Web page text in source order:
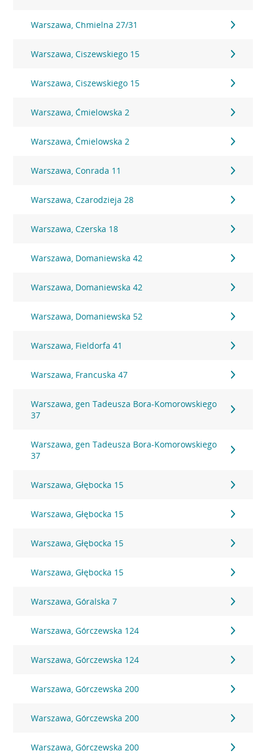
Warszawa, Chmielna 27/31
Warszawa, Ciszewskiego 15
Warszawa, Ciszewskiego 15
Warszawa, Ćmielowska 2
Warszawa, Ćmielowska 2
Warszawa, Conrada 11
Warszawa, Czarodzieja 28
Warszawa, Czerska 18
Warszawa, Domaniewska 42
Warszawa, Domaniewska 42
Warszawa, Domaniewska 52
Warszawa, Fieldorfa 41
Warszawa, Francuska 47
Warszawa, gen Tadeusza Bora-Komorowskiego
37
Warszawa, gen Tadeusza Bora-Komorowskiego
37
Warszawa, Głębocka 15
Warszawa, Głębocka 15
Warszawa, Głębocka 15
Warszawa, Głębocka 15
Warszawa, Góralska 7
Warszawa, Górczewska 124
Warszawa, Górczewska 124
Warszawa, Górczewska 200
Warszawa, Górczewska 200
Warszawa, Górczewska 200